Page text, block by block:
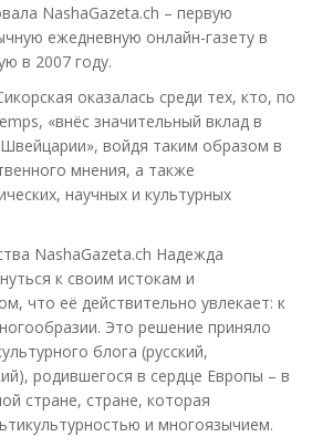
NashaGazeta.ch – первую
ежедневную онлайн-газету в
в 2007 году.
оказалась среди тех, кто, по
«внёс значительный вклад в
войдя таким образом в
мнения, а также
научных и культурных
NashaGazeta.ch Надежда
к своим истокам и
что её действительно увлекает: к
Это решение приняло
блога (русский,
родившегося в сердце Европы – в
стране, стране, которая
и многоязычием.